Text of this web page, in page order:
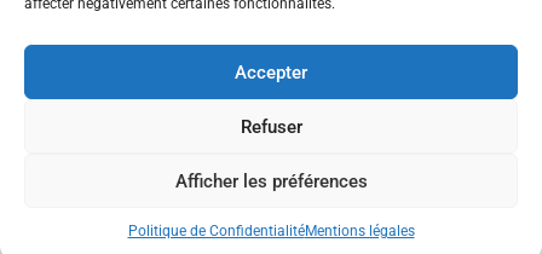
affecter négativement certaines fonctionnalités.
Accepter
Refuser
Afficher les préférences
Politique de ConfidentialitéMentions légales
•Contact